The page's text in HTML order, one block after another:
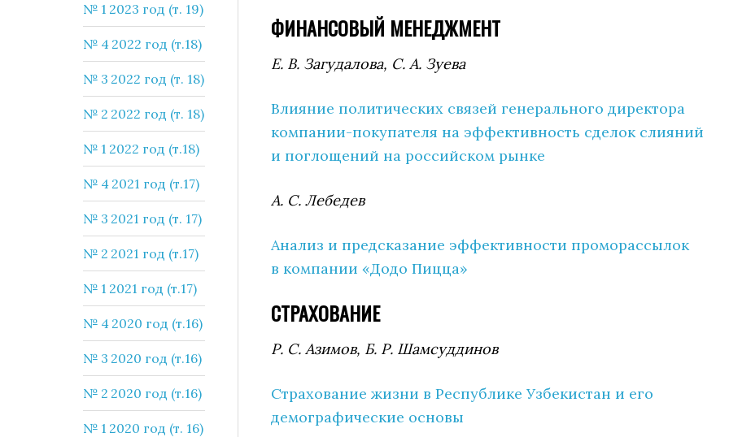
ФИНАНСОВЫЙ МЕНЕДЖМЕНТ
Е. В. Загудалова, С. А. Зуева
Влияние политических связей генерального директора
компании-покупателя на эффективность сделок слияний
и поглощений на российском рынке
А. С. Лебедев
Анализ и предсказание эффективности проморассылок
в компании «Додо Пицца»
СТРАХОВАНИЕ
Р. С. Азимов, Б. Р. Шамсуддинов
Страхование жизни в Республике Узбекистан и его
демографические основы
№ 1 2023 год (т. 19)
№ 4 2022 год (т.18)
№ 3 2022 год (т. 18)
№ 2 2022 год (т. 18)
№ 1 2022 год (т.18)
№ 4 2021 год (т.17)
№ 3 2021 год (т. 17)
№ 2 2021 год (т.17)
№ 1 2021 год (т.17)
№ 4 2020 год (т.16)
№ 3 2020 год (т.16)
№ 2 2020 год (т.16)
№ 1 2020 год (т. 16)